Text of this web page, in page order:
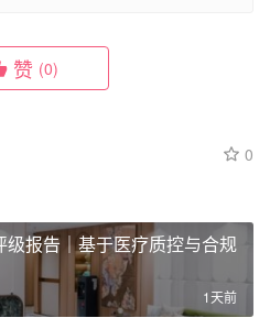
赞 (0)
0
报告｜基于医疗质控与合规
1天前